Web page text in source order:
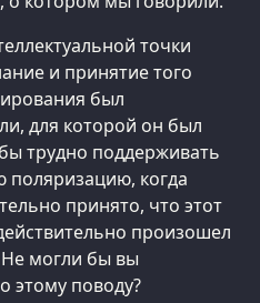
точки
и принятие того
был
для которой он был
трудно поддерживать
поляризацию, когда
принято, что этот
произошел
Не могли бы вы
этому поводу?